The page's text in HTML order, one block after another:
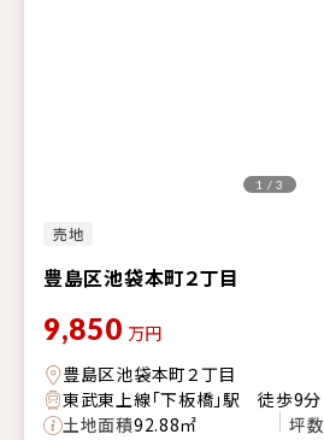
売地
豊島区池袋本町２丁目
1 / 3
9,850 万円
豊島区池袋本町２丁目
東武東上線「下板橋」駅 徒歩9分
土地面積92.88㎡ 坪数